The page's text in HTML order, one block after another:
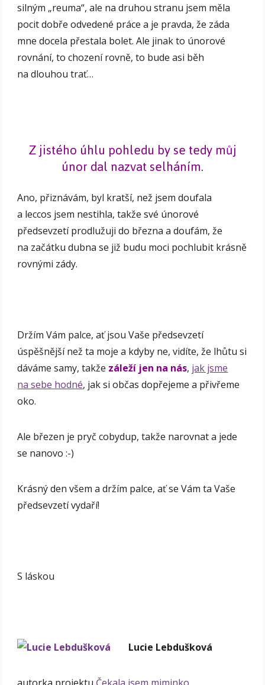
silným „reuma“, ale na druhou stranu jsem měla
pocit dobře odvedené práce a je pravda, že záda
mne docela přestala bolet. Ale jinak to únorové
rovnání, to chození rovně, to bude asi běh
na dlouhou trať…
Z jistého úhlu pohledu by se tedy můj
únor dal nazvat selháním.
Ano, přiznávám, byl kratší, než jsem doufala
a leccos jsem nestihla, takže své únorové
předsevzetí prodlužuji do března a doufám, že
na začátku dubna se již budu moci pochlubit krásně
rovnými zády.
Držím Vám palce, ať jsou Vaše předsevzetí
úspěšnější než ta moje a kdyby ne, vidíte, že lhůtu si
dáváme samy, takže záleží jen na nás, jak jsme
na sebe hodné, jak si občas dopřejeme a přivřeme
oko.
Ale březen je pryč cobydup, takže narovnat a jede
se nanovo :-)
Krásný den všem a držím palce, ať se Vám ta Vaše
předsevzetí vydaří!
S láskou
Lucie Lebdušková